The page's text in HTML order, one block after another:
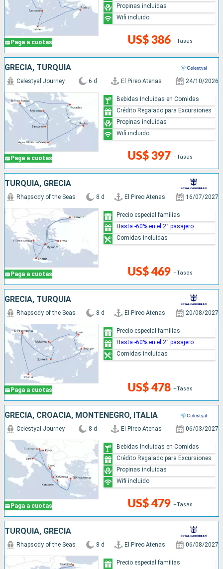
Paga a cuotas US$ 386 +Tasas
Propinas incluidas
Wifi incluido
GRECIA, TURQUÍA
Paga a cuotas
Celestyal Journey 6 d El Pireo Atenas 24/10/2026
US$ 397 +Tasas
Bebidas Incluidas en Comidas
Crédito Regalado para Excursiones
Propinas incluidas
Wifi incluido
TURQUÍA, GRECIA
Paga a cuotas
Rhapsody of the Seas 8 d El Pireo Atenas 16/07/2027
US$ 469 +Tasas
Precio especial familias
Hasta -60% en el 2° pasajero
Comidas incluidas
GRECIA, TURQUÍA
Paga a cuotas
Rhapsody of the Seas 8 d El Pireo Atenas 20/08/2027
US$ 478 +Tasas
Precio especial familias
Hasta -60% en el 2° pasajero
Comidas incluidas
GRECIA, CROACIA, MONTENEGRO, ITALIA
Paga a cuotas
Celestyal Journey 8 d El Pireo Atenas 06/03/2027
US$ 479 +Tasas
Bebidas Incluidas en Comidas
Crédito Regalado para Excursiones
Propinas incluidas
Wifi incluido
TURQUÍA, GRECIA
Rhapsody of the Seas 8 d El Pireo Atenas 06/08/2027
Precio especial familias